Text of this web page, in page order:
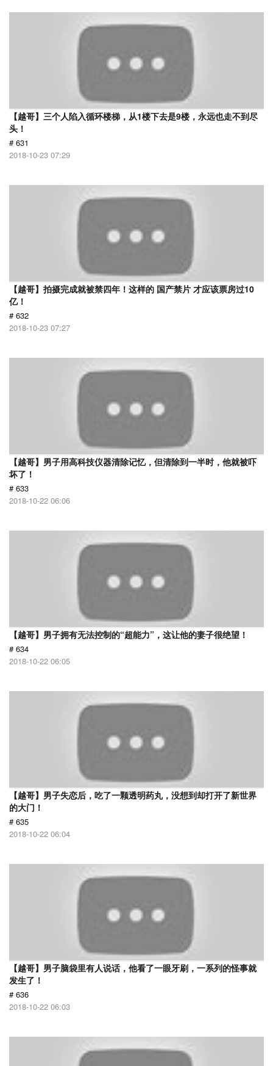
【越哥】三个人陷入循环楼梯，从1楼下去是9楼，永远也走不到尽
头！
# 631
2018-10-23 07:29
【越哥】拍摄完成就被禁四年！这样的 国产禁片 才应该票房过10
亿！
# 632
2018-10-23 07:27
【越哥】男子用高科技仪器清除记忆，但清除到一半时，他就被吓
坏了！
# 633
2018-10-22 06:06
【越哥】男子拥有无法控制的“超能力”，这让他的妻子很绝望！
# 634
2018-10-22 06:05
【越哥】男子失恋后，吃了一颗透明药丸，没想到却打开了新世界
的大门！
# 635
2018-10-22 06:04
【越哥】男子脑袋里有人说话，他看了一眼牙刷，一系列的怪事就
发生了！
# 636
2018-10-22 06:03